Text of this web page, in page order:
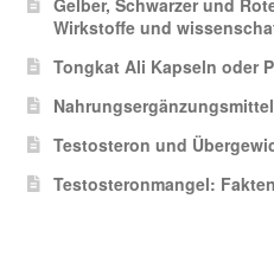
Wirkstoffe und
Tongkat Ali Kapseln oder
Testosteron und
Testosteronmangel: